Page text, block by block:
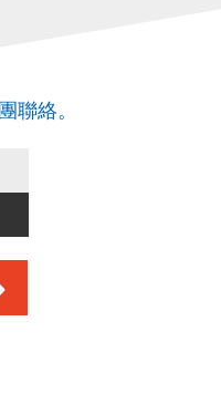
絡。